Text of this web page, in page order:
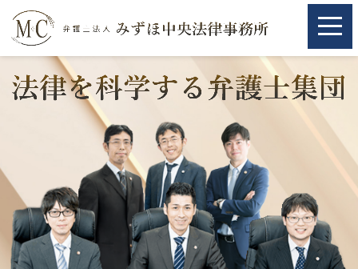
ホーム
相続・遺言
離婚（夫婦間トラブル）
企業法務
ホーム
相続・遺言
離婚（夫婦間トラブル）
企業法務